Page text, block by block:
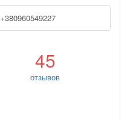
+380960549227
45
отзывов